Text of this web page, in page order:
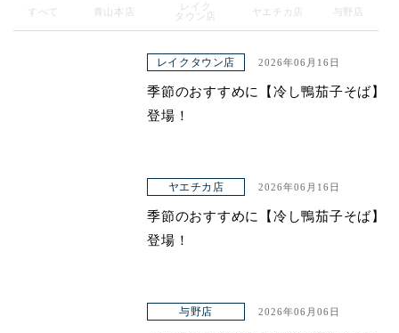
レイクタウン店
ヤエチカ店
与野店
店舗一覧
ヤエチカ店
すべて 青山本店
レイク
タウン店
ヤエチカ店 与野店
レイクタウン店 2026年06月16日
季節のおすすめに【冷し鴨茄子そば】
登場！
ヤエチカ店 2026年06月16日
季節のおすすめに【冷し鴨茄子そば】
登場！
与野店 2026年06月06日